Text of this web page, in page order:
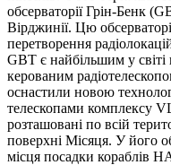
обсерваторії Грін-Бенк
Вірджинії. Цю
перетворення
GBT є найбільшим у
керованим
оснастили новою
телескопами комплексу
розташовані по всій
поверхні Місяця. У його
місця посадки кораблів